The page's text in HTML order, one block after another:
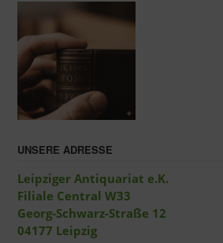
UNSERE ADRESSE
Leipziger Antiquariat e.K.
Filiale Central W33
Georg-Schwarz-Straße 12
04177 Leipzig